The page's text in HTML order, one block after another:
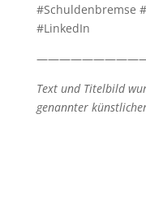
#Schuldenbremse
#LinkedIn
Text und Titelbild
genannter